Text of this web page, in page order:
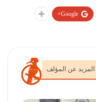
Google+
المزيد عن المؤلف